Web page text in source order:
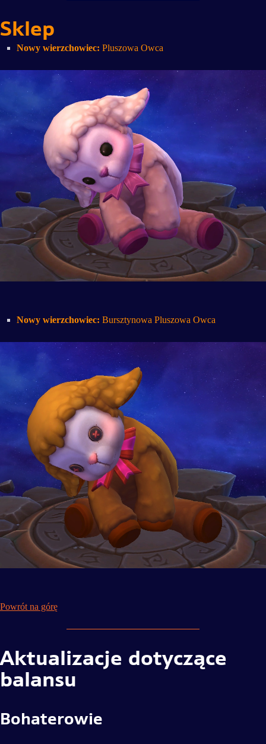
Sklep
Nowy wierzchowiec: Pluszowa Owca
Nowy wierzchowiec: Bursztynowa Pluszowa Owca
Powrót na górę
Aktualizacje dotyczące
balansu
Bohaterowie